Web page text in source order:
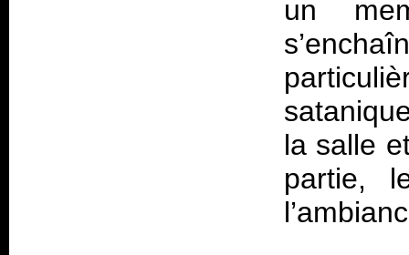
un
la salle
partie,